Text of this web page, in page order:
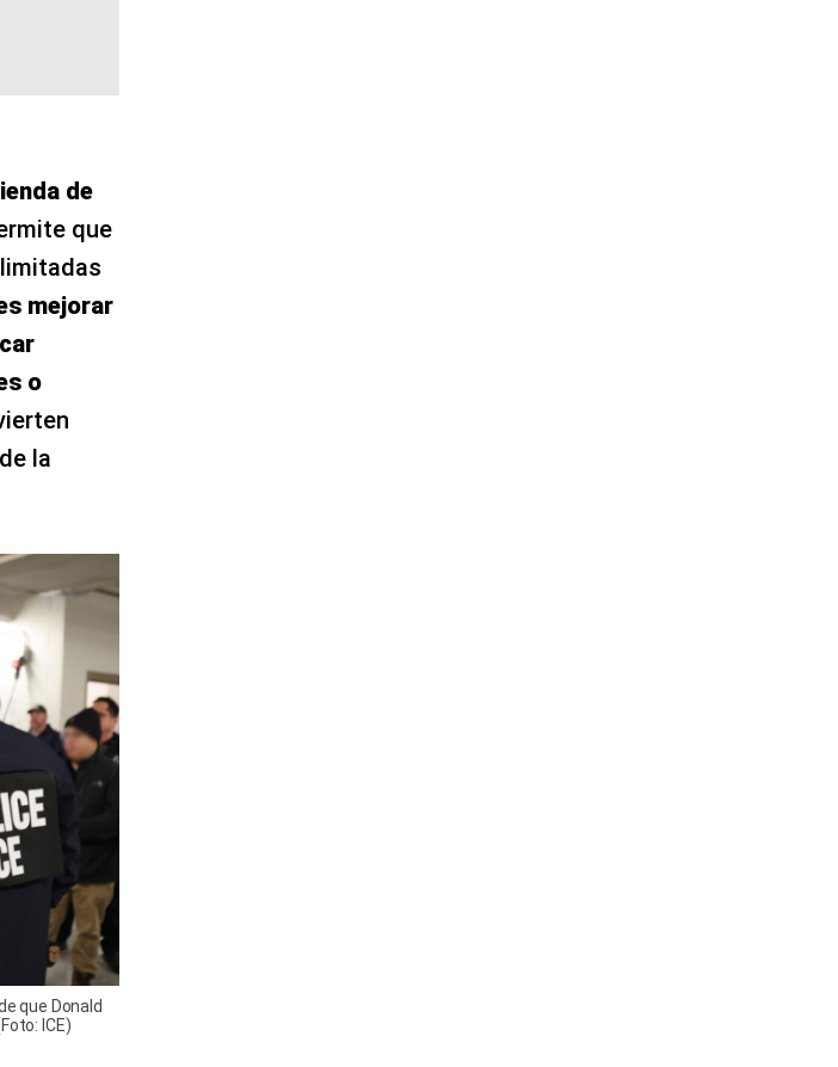
de
que
mejorar
o
la
que Donald
ICE)